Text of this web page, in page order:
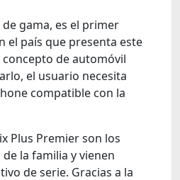
gama, es el primer
el país que presenta este
de automóvil
el usuario necesita
compatible con la
Plus Premier son los
la familia y vienen
de serie. Gracias a la